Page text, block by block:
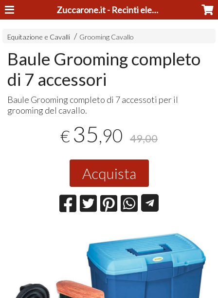
Zuccarone.it - Recinti elettrici e tosatrici
Equitazione e Cavalli Grooming Cavallo
Baule Grooming completo
di 7 accessori
Baule Grooming completo di 7 accessoti per il
grooming del cavallo.
€ 35,90 49,00
Acquista